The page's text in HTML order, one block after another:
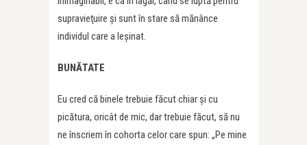
supravieţuire şi sunt în stare să mănânce
individul care a leşinat.
BUNĂTATE
Eu cred că binele trebuie făcut chiar și cu
picătura, oricât de mic, dar trebuie făcut, să nu
ne înscriem în cohorta celor care spun: „Pe mine